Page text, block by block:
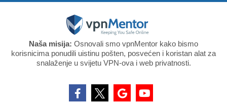
Naša misija: Osnovali smo vpnMentor kako bismo
korisnicima ponudili uistinu pošten, posvećen i koristan alat za
snalaženje u svijetu VPN-ova i web privatnosti.